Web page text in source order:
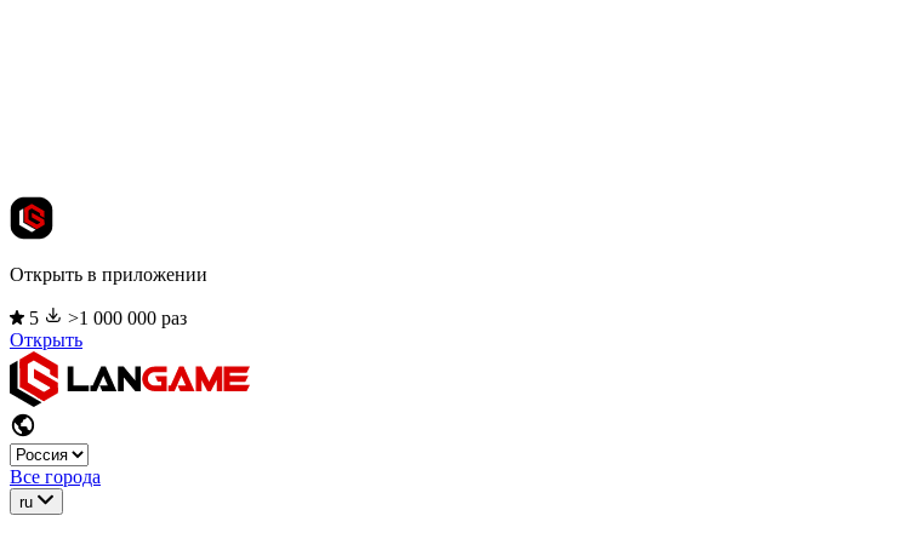
Открыть в приложении
5
>1 000 000 раз
Открыть
Все города
ru